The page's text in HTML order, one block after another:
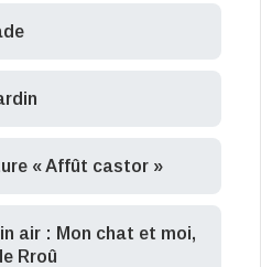
« Affût castor »
air : Mon chat et moi,
Rroû